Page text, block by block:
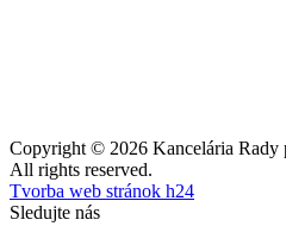
Copyright © 2026 Kancelária Rady
All rights reserved.
Tvorba web stránok h24
Sledujte nás